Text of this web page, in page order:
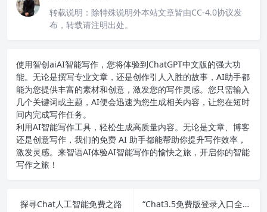
转载说明： 除特殊说明外本站文章皆由CC-4.0协议发
布，转载请注明出处。
使用智创aiAI智能写作 ，您将体验到ChatGPT中文版的强大功
能。无论是撰写专业文章，还是创作引人入胜的故事，AI助手都
能为您提供丰富的素材和创意，激发您的写作灵感。您只需输入
几个关键词或主题，AI便会迅速为您生成相关内容，让您在短时
间内完成写作任务。
利用AI智能写作工具，轻松生成高质量内容。无论是文章、博客
还是创意写作，我们的免费 AI 助手都能帮助你提升写作效率，
激发灵感。来智语AI体验AI智能写作的愉快之旅，开启你的智能
写作之旅！
探寻Chat人工智能免费之路 “Chat3.5免费版登录入口全汇总”